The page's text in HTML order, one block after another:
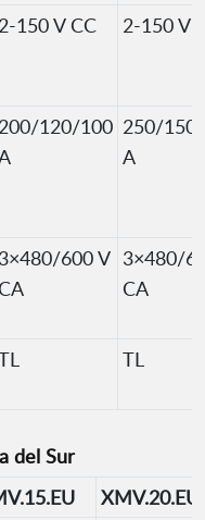
2-150 V CC 2-150 V
200/120/100 250/
A
3×480/600 V 3×480/
CA
TL
del Sur
XMV.20.EU